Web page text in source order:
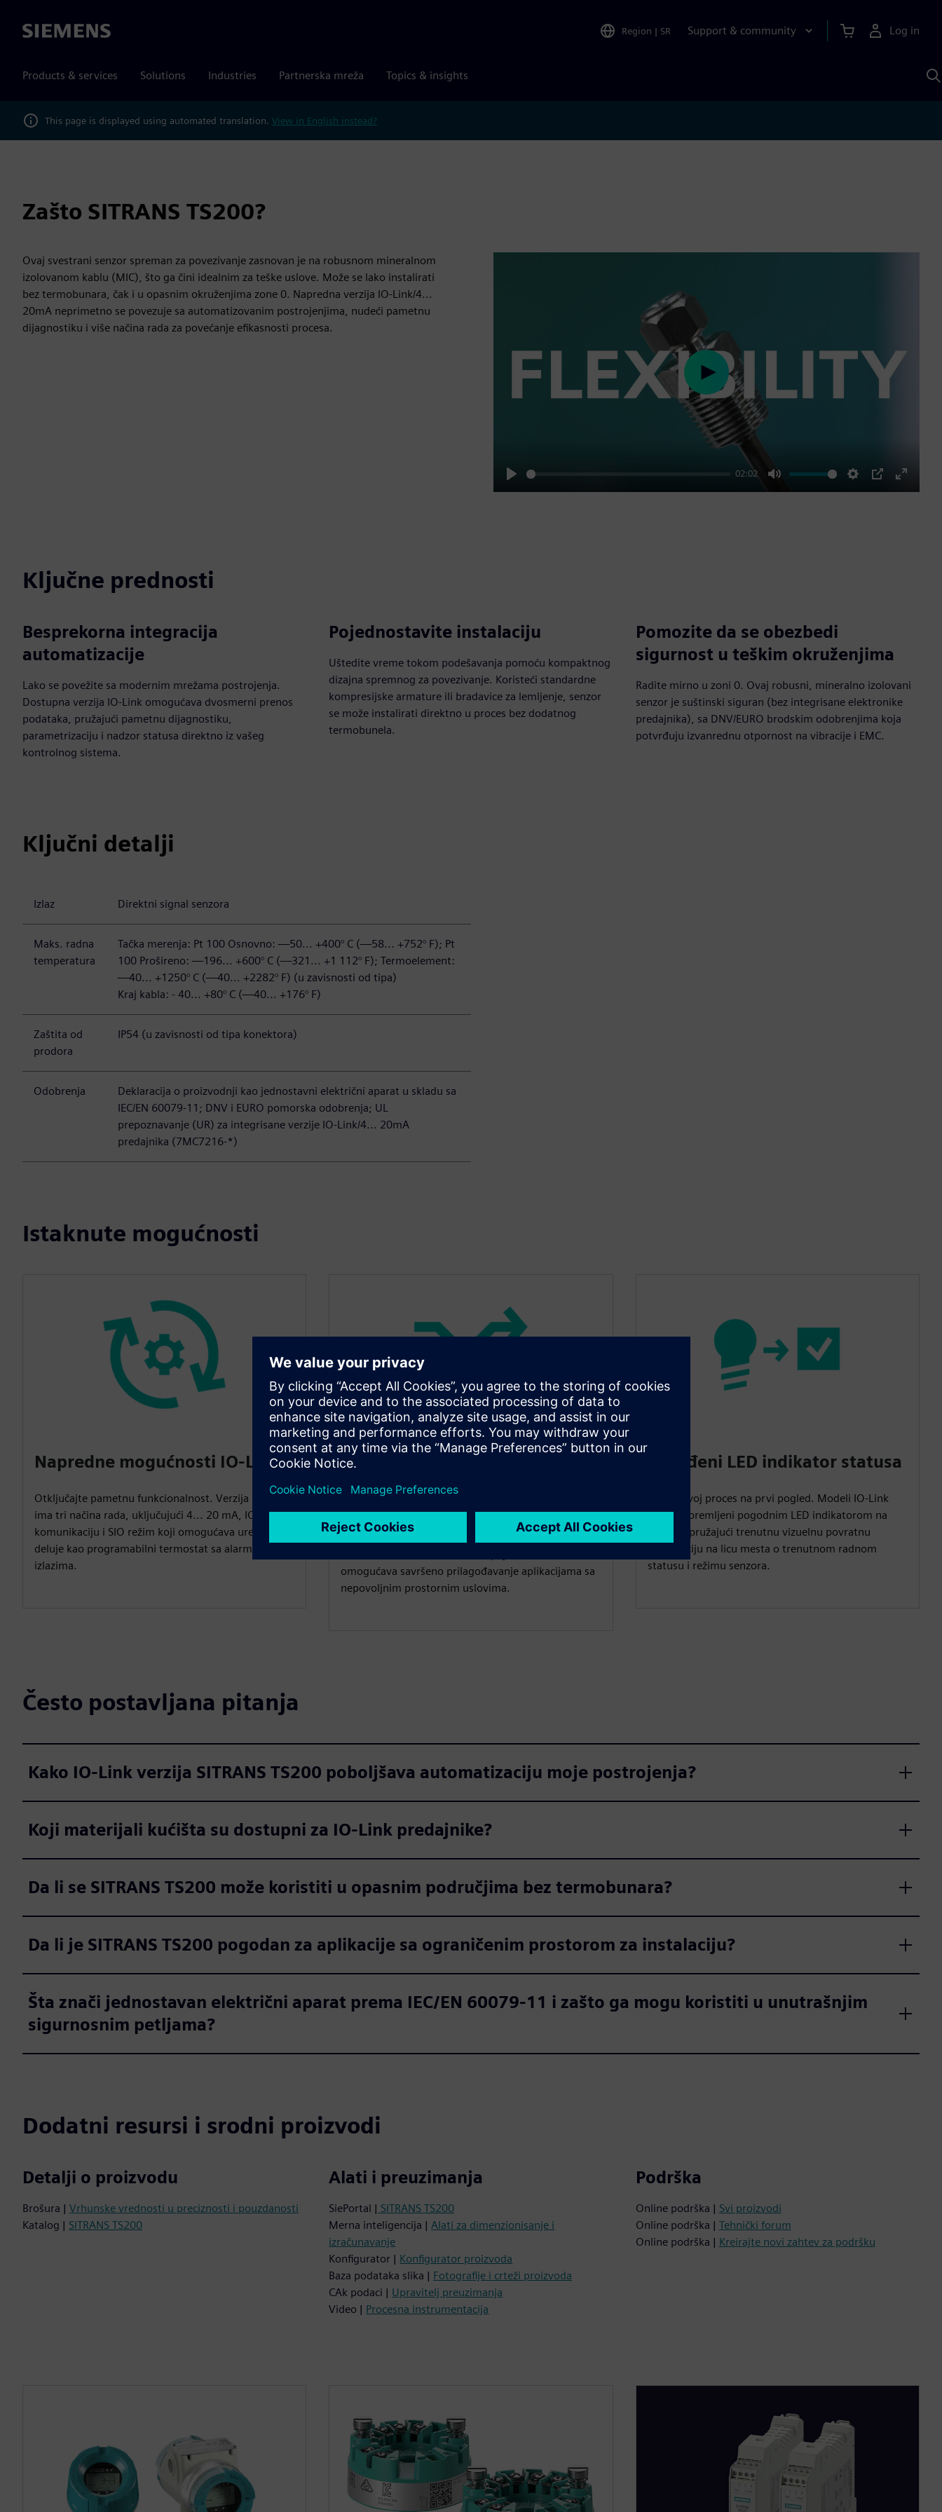
Siemens Region | SR Support & community Log in
Products & services Solutions Industries Partnerska mreža Topics & insights
This page is displayed using automated translation. View in English instead?
Zašto SITRANS TS200?
Ovaj svestrani senzor spreman za povezivanje zasnovan je na robusnom mineralnom
izolovanom kablu (MIC), što ga čini idealnim za teške uslove. Može se lako instalirati
bez termobunara, čak i u opasnim okruženjima zone 0. Napredna verzija IO-Link/4...
20mA neprimetno se povezuje sa automatizovanim postrojenjima, nudeći pametnu
dijagnostiku i više načina rada za povećanje efikasnosti procesa.
Play
02:02
Mute Settings
PIP
Enter
Play
Ključne prednosti
Besprekorna integracija
automatizacije
Lako se povežite sa modernim mrežama postrojenja.
Dostupna verzija IO-Link omogućava dvosmerni prenos
podataka, pružajući pametnu dijagnostiku,
parametrizaciju i nadzor statusa direktno iz vašeg
kontrolnog sistema.
Pojednostavite instalaciju
Uštedite vreme tokom podešavanja pomoću kompaktnog
dizajna spremnog za povezivanje. Koristeći standardne
kompresijske armature ili bradavice za lemljenje, senzor
se može instalirati direktno u proces bez dodatnog
termobunela.
Pomozite da se obezbedi
sigurnost u teškim okruženjima
Radite mirno u zoni 0. Ovaj robusni, mineralno izolovani
senzor je suštinski siguran (bez integrisane elektronike
predajnika), sa DNV/EURO brodskim odobrenjima koja
potvrđuju izvanrednu otpornost na vibracije i EMC.
Ključni detalji
Izlaz Direktni signal senzora
Maks. radna
temperatura
Tačka merenja: Pt 100 Osnovno: —50... +400° C (—58... +752° F); Pt
100 Prošireno: —196... +600° C (—321... +1 112° F); Termoelement:
—40... +1250° C (—40... +2282° F) (u zavisnosti od tipa)
Kraj kabla: - 40... +80° C (—40... +176° F)
Zaštita od
prodora
IP54 (u zavisnosti od tipa konektora)
Odobrenja
Deklaracija o proizvodnji kao jednostavni električni aparat u skladu sa
IEC/EN 60079-11; DNV i EURO pomorska odobrenja; UL
prepoznavanje (UR) za integrisane verzije IO-Link/4... 20mA
predajnika (7MC7216-*)
Istaknute mogućnosti
Napredne mogućnosti IO-Link
Otključajte pametnu funkcionalnost. Verzija IO-Link
ima tri načina rada, uključujući 4... 20 mA, IO-Link
komunikaciju i SIO režim koji omogućava uređaju da
deluje kao programabilni termostat sa alarmnim
izlazima.
Izuzetno kompaktan i
fleksibilan dizajn
Bez napora prevaziđite ograničenja prostora. Senzor
je dostupan sa više vrsta priključaka, kao što su leteći
omogućava savršeno prilagođavanje aplikacijama sa
nepovoljnim prostornim uslovima.
Ugrađeni LED indikator statusa
Pratite svoj proces na prvi pogled. Modeli IO-Link
dolaze opremljeni pogodnim LED indikatorom na
kućištu, pružajući trenutnu vizuelnu povratnu
informaciju na licu mesta o trenutnom radnom
statusu i režimu senzora.
Često postavljana pitanja
Kako IO-Link verzija SITRANS TS200 poboljšava automatizaciju moje postrojenja?
Koji materijali kućišta su dostupni za IO-Link predajnike?
Da li se SITRANS TS200 može koristiti u opasnim područjima bez termobunara?
Da li je SITRANS TS200 pogodan za aplikacije sa ograničenim prostorom za instalaciju?
Šta znači jednostavan električni aparat prema IEC/EN 60079-11 i zašto ga mogu koristiti u unutrašnjim
sigurnosnim petljama?
Dodatni resursi i srodni proizvodi
Detalji o proizvodu
Brošura | Vrhunske vrednosti u preciznosti i pouzdanosti
Katalog | SITRANS TS200
Alati i preuzimanja
SiePortal | SITRANS TS200
Merna inteligencija |Alati za dimenzionisanje i
izračunavanje
Konfigurator | Konfigurator proizvoda
Baza podataka slika | Fotografije i crteži proizvoda
CAk podaci | Upravitelj preuzimanja
Video | Procesna instrumentacija
Podrška
Online podrška | Svi proizvodi
Online podrška | Tehnički forum
Online podrška | Kreirajte novi zahtev za podršku